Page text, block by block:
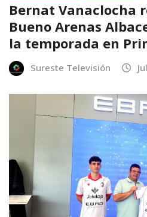
Bernat Vanaclocha
Bueno Arenas
la temporada en
Sureste Televisión